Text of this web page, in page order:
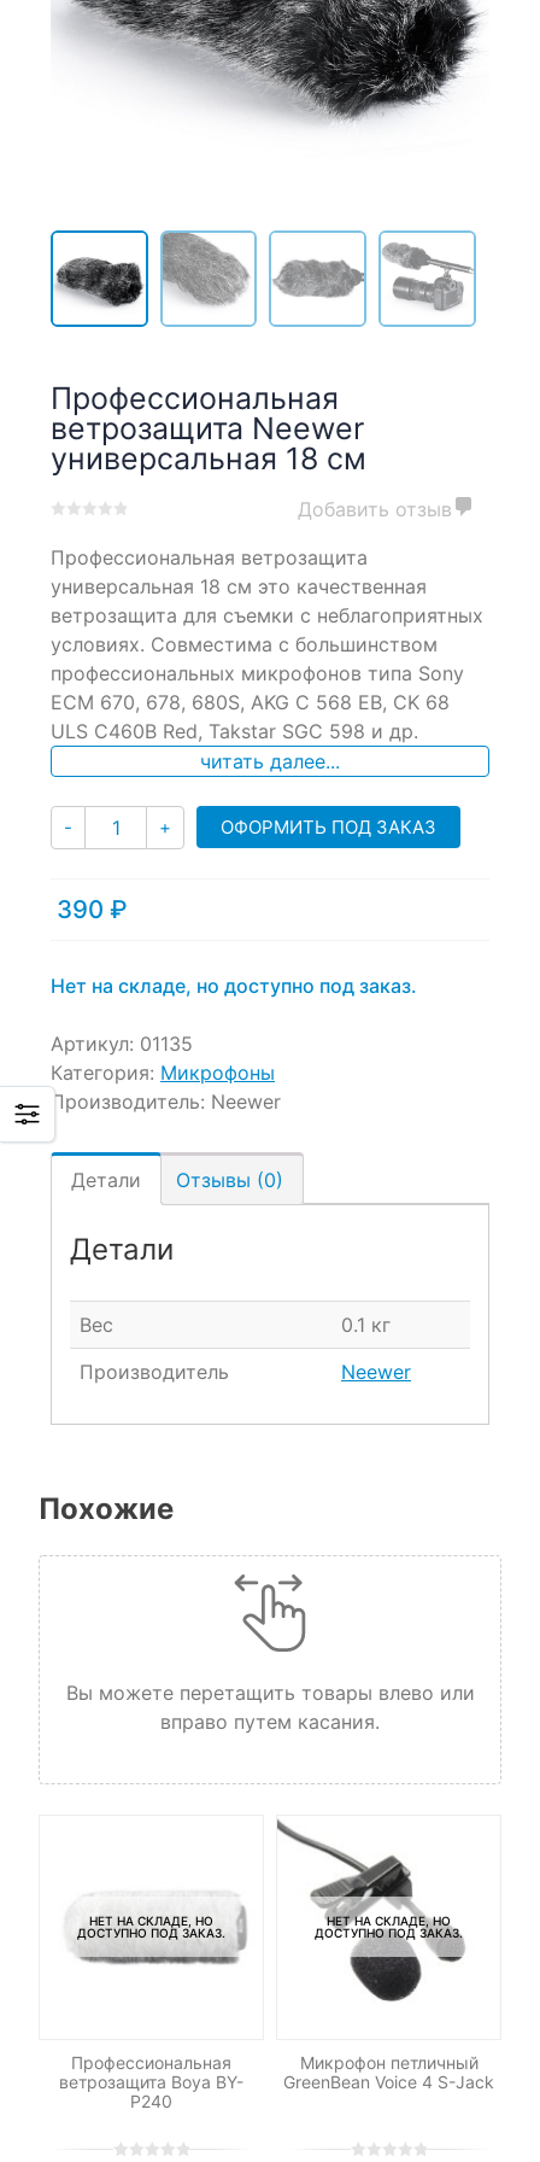
Профессиональная
ветрозащита Neewer
универсальная 18 см
out
based
on
customer
ratings
Добавить отзыв
Профессиональная ветрозащита
универсальная 18 см это качественная
ветрозащита для съемки с неблагоприятных
условиях. Совместима с большинством
профессиональных микрофонов типа Sony
ECM 670, 678, 680S, AKG C 568 EB, CK 68
ULS C460B Red, Takstar SGC 598 и др.
читать далее...
- Количество
+ ОФОРМИТЬ ПОД ЗАКАЗ
390 ₽
Нет на складе, но доступно под заказ.
Артикул: 01135
Категория: Микрофоны
Производитель: Neewer
Детали Отзывы (0)
Детали
Вес
0.1 кг
Производитель
Neewer
Похожие
Вы можете перетащить товары влево или
вправо путем касания.
НЕТ НА СКЛАДЕ, НО
ДОСТУПНО ПОД ЗАКАЗ.
Профессиональная
ветрозащита Boya BY-
P240
НЕТ НА СКЛАДЕ, НО
ДОСТУПНО ПОД ЗАКАЗ.
Микрофон петличный
GreenBean Voice 4 S-Jack